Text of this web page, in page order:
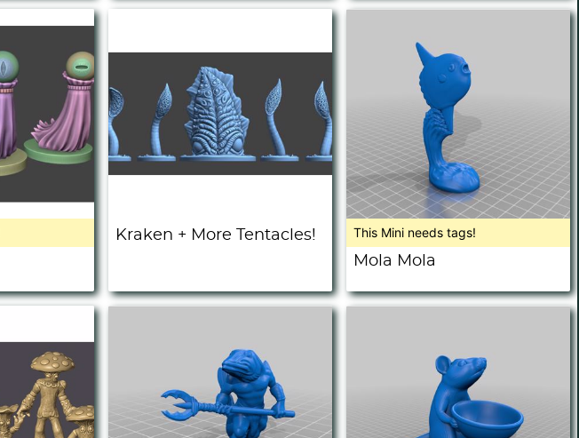
Kraken + More Tentacles! This Mini needs tags!
Mola Mola